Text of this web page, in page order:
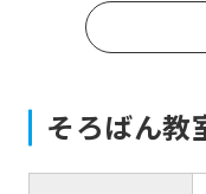
そろばん教